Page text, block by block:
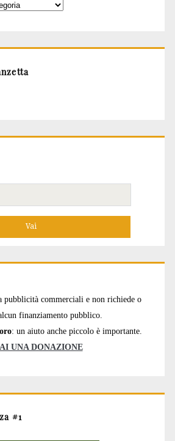
pubblicità commerciali e non richiede o
finanziamento pubblico.
: un aiuto anche piccolo è importante.
UNA DONAZIONE
#1